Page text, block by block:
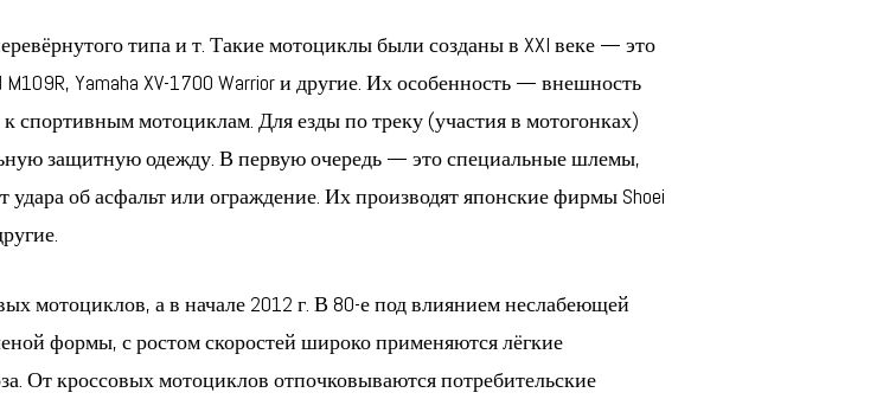
типа и т. Такие мотоциклы были созданы в XXI веке — это
M109R, Yamaha XV-1700 Warrior и другие. Их особенность — внешность
спортивным мотоциклам. Для езды по треку (участия в мотогонках)
защитную одежду. В первую очередь — это специальные шлемы,
об асфальт или ограждение. Их производят японские фирмы Shoei
мотоциклов, а в начале 2012 г. В 80-е под влиянием неслабеющей
формы, с ростом скоростей широко применяются лёгкие
От кроссовых мотоциклов отпочковываются потребительские